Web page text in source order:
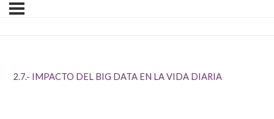
2.7.- IMPACTO DEL BIG DATA EN LA VIDA DIARIA